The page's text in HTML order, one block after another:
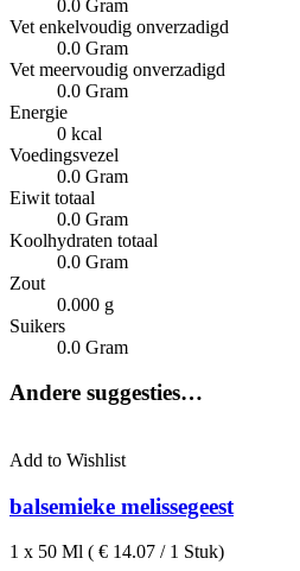
0.0 Gram
Vet enkelvoudig onverzadigd
0.0 Gram
Vet meervoudig onverzadigd
0.0 Gram
Energie
0 kcal
Voedingsvezel
0.0 Gram
Eiwit totaal
0.0 Gram
Koolhydraten totaal
0.0 Gram
Zout
0.000 g
Suikers
0.0 Gram
Andere suggesties…
Add to Wishlist
balsemieke melissegeest
1 x 50 Ml ( € 14.07 / 1 Stuk)